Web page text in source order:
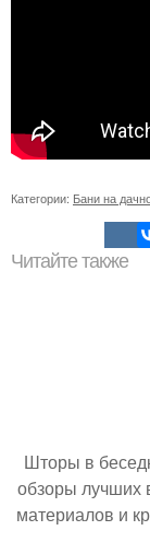
Категории: Бани на
Читайте также
Шторы в
обзоры лучших
материалов и